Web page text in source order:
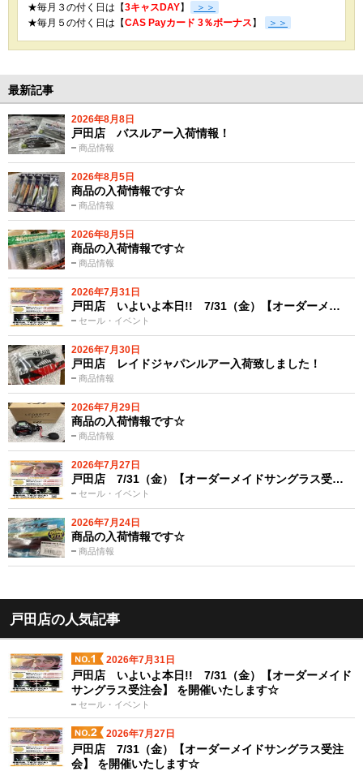
★毎月３の付く日は【3キャスDAY】
＞＞
★毎月５の付く日は【CAS Payカード 3％ボーナス】 ＞＞
最新記事
2026年8月8日
商品情報
戸田店 バスルアー入荷情報！
2026年8月5日
商品情報
商品の入荷情報です☆
2026年8月5日
商品情報
商品の入荷情報です☆
2026年7月31日
セール・イベント
戸田店 いよいよ本日!! 7/31（金）【オーダーメ…
2026年7月30日
商品情報
戸田店 レイドジャパンルアー入荷致しました！
2026年7月29日
商品情報
商品の入荷情報です☆
2026年7月27日
セール・イベント
戸田店 7/31（金）【オーダーメイドサングラス受…
2026年7月24日
商品情報
商品の入荷情報です☆
戸田店の人気記事
2026年7月31日
セール・イベント
戸田店 いよいよ本日!! 7/31（金）【オーダーメイド
サングラス受注会】 を開催いたします☆
2026年7月27日
戸田店 7/31（金）【オーダーメイドサングラス受注
会】 を開催いたします☆